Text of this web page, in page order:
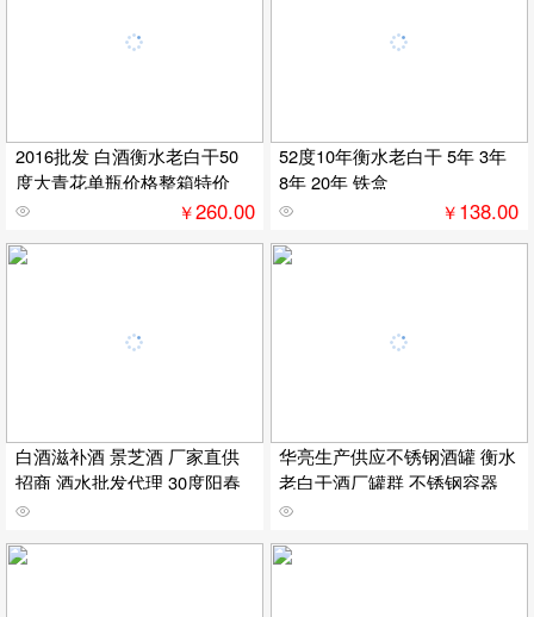
2016批发 白酒衡水老白干50
度大青花单瓶价格整箱特价
￥260.00
52度10年衡水老白干 5年 3年
8年 20年 铁盒
￥138.00
白酒滋补酒 景芝酒 厂家直供
招商 酒水批发代理 30度阳春
华亮生产供应不锈钢酒罐 衡水
老白干酒厂罐群 不锈钢容器